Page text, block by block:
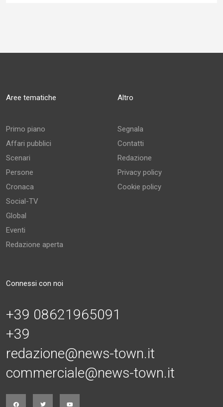
Aree tematiche
Primo piano
Affari pubblici
Scenari
Persone
Cronaca
Social-TV
Global
Eventi
Redazione aperta
Altro
Segnala
Contatti
Redazione
Privacy policy
Cookie policy
Connessi con noi
+39 08621965091
+39
redazione@news-town.it
commerciale@news-town.it